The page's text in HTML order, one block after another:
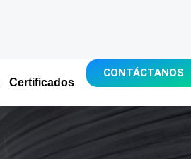
Certificados
CONTÁCTANOS